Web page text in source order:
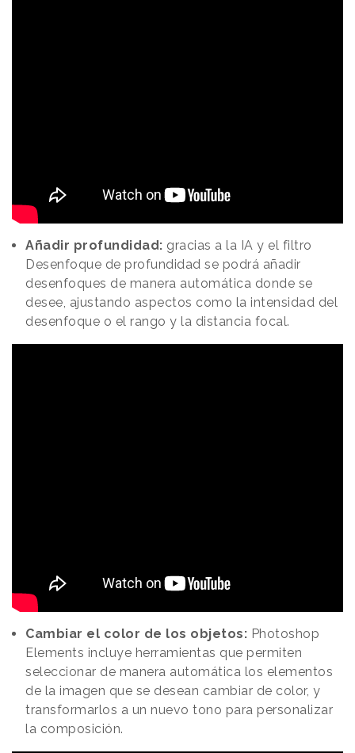
Añadir profundidad: gracias a la IA y el filtro
Desenfoque de profundidad se podrá añadir
desenfoques de manera automática donde se
desee, ajustando aspectos como la intensidad del
desenfoque o el rango y la distancia focal.
Cambiar el color de los objetos: Photoshop
Elements incluye herramientas que permiten
seleccionar de manera automática los elementos
de la imagen que se desean cambiar de color, y
transformarlos a un nuevo tono para personalizar
la composición.